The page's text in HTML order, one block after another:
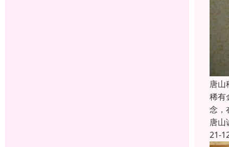
唐山
稀有
念，
唐山
21-